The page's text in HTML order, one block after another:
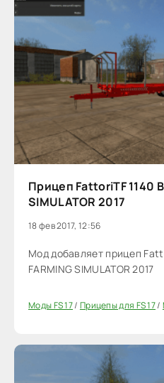
Прицеп FattoriTF 1140
SIMULATOR 2017
18 фев 2017, 12:56
Мод добавляет прицеп
FARMING SIMULATOR 2017
Моды FS 17/ Прицепы для FS 17/